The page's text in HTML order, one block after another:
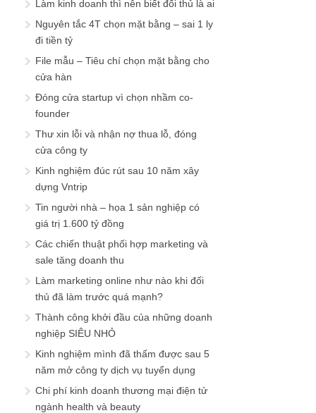
Làm kinh doanh thì nên biết đối thủ là ai
Nguyên tắc 4T chọn mặt bằng – sai 1 ly
đi tiền tỷ
File mẫu – Tiêu chí chọn mặt bằng cho
cửa hàn
Đóng cửa startup vì chọn nhầm co-
founder
Thư xin lỗi và nhận nợ thua lỗ, đóng
cửa công ty
Kinh nghiệm đúc rút sau 10 năm xây
dựng Vntrip
Tin người nhà – họa 1 sản nghiệp có
giá trị 1.600 tỷ đồng
Các chiến thuật phối hợp marketing và
sale tăng doanh thu
Làm marketing online như nào khi đối
thủ đã làm trước quá mạnh?
Thành công khởi đầu của những doanh
nghiệp SIÊU NHỎ
Kinh nghiệm mình đã thấm được sau 5
năm mở công ty dịch vụ tuyển dụng
Chi phí kinh doanh thương mại điện tử
ngành health và beauty